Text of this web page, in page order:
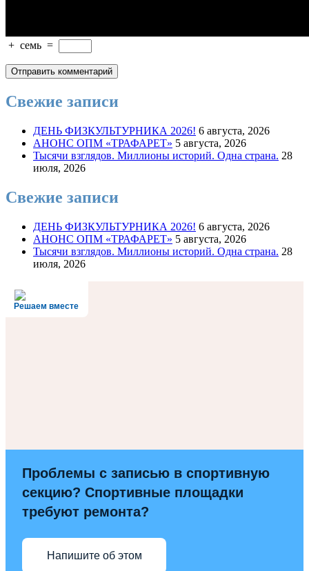
+ семь =
Свежие записи
ДЕНЬ ФИЗКУЛЬТУРНИКА 2026! 6 августа, 2026
АНОНС ОПМ «ТРАФАРЕТ» 5 августа, 2026
Тысячи взглядов. Миллионы историй. Одна страна. 28
июля, 2026
Свежие записи
ДЕНЬ ФИЗКУЛЬТУРНИКА 2026! 6 августа, 2026
АНОНС ОПМ «ТРАФАРЕТ» 5 августа, 2026
Тысячи взглядов. Миллионы историй. Одна страна. 28
июля, 2026
Решаем вместе
Проблемы с записью в спортивную
секцию? Спортивные площадки
требуют ремонта?
Напишите об этом